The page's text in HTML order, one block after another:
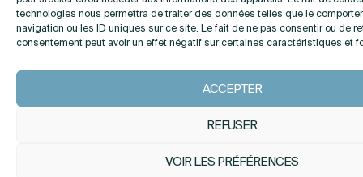
technologies nous permettra de traiter des données telles que le
navigation ou les ID uniques sur ce site. Le fait de ne pas consentir ou de
consentement peut avoir un effet négatif sur certaines caractéristiques et
ACCEPTER
REFUSER
VOIR LES PRÉFÉRENCES